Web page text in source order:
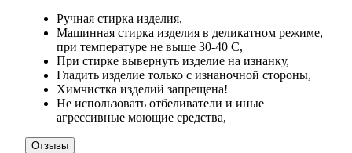
Ручная стирка изделия,
Машинная стирка изделия в деликатном режиме,
при температуре не выше 30-40 С,
При стирке вывернуть изделие на изнанку,
Гладить изделие только с изнаночной стороны,
Химчистка изделий запрещена!
Не использовать отбеливатели и иные
агрессивные моющие средства,
Отзывы